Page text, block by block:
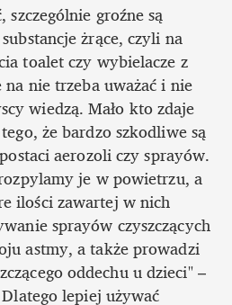
groźne są
żrące, czyli na
toalet czy wybielacze z
nie trzeba uważać i nie
wiedzą. Mało kto zdaje
że bardzo szkodliwe są
aerozoli czy sprayów.
je w powietrzu, a
ilości zawartej w nich
sprayów czyszczących
astmy, a także prowadzi
oddechu u dzieci" –
lepiej używać